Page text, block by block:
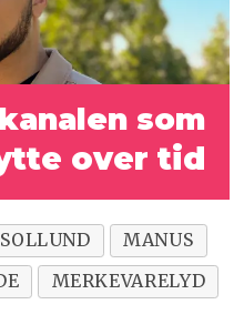
som
over tid
MANUS
MERKEVARELYD